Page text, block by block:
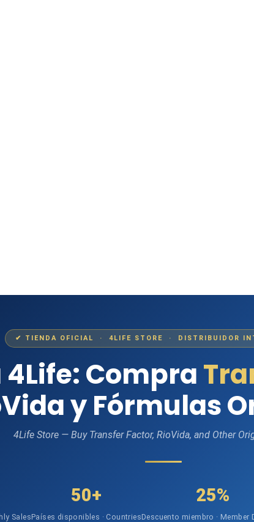
✔ TIENDA OFICIAL · 4LIFE STORE · DISTRIBUIDOR
Compra
y Fórmulas
4Life Store — Buy Transfer Factor, RioVida, and Other
Sales
50+
Países disponibles · Countries
25%
Descuento miembro · Member